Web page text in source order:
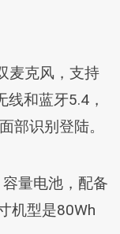
麦克风，支持
和蓝牙5.4，
部识别登陆。
量电池，配备
机型是80Wh